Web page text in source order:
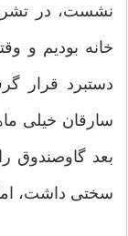
نشست، در
خانه بودیم و
دستبرد قرار
سارقان خیلی
بعد گاوصندوق
سختی داشت، اما